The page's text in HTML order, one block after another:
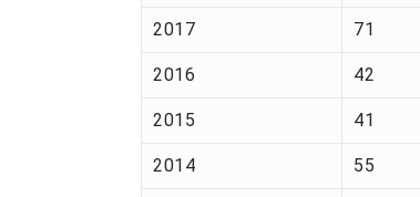
2017 71
2016 42
2015 41
2014 55